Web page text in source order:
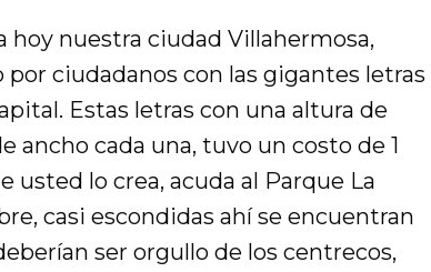
hoy nuestra ciudad Villahermosa,
ciudadanos con las gigantes letras
Estas letras con una altura de
ancho cada una, tuvo un costo de 1
usted lo crea, acuda al Parque La
casi escondidas ahí se encuentran
ser orgullo de los centrecos,